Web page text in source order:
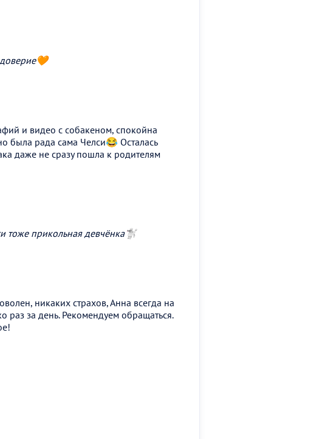
и видео с собакеном, спокойна
была рада сама Челси😂 Осталась
даже не сразу пошла к родителям
тоже прикольная девчёнка🐩
никаких страхов, Анна всегда на
раз за день. Рекомендуем обращаться.